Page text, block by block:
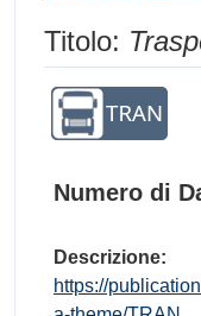
Titolo:
Numero di
Descrizione:
https://